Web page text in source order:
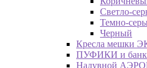
Светло-
Темно-
Черный
Кресла мешки
ПУФИКИ и
Надувной